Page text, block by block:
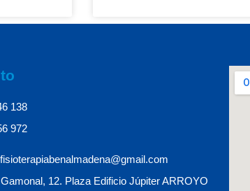
138​
972
12. Plaza Edificio Júpiter ARROYO